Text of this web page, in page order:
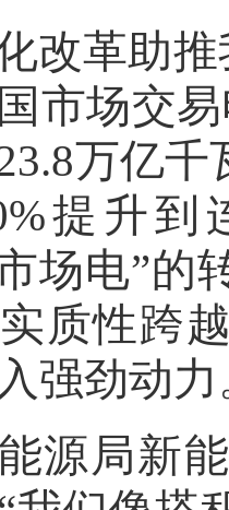
改革助
市场交
万亿
提升到
场电”的
质性跨
强劲动力
源局新